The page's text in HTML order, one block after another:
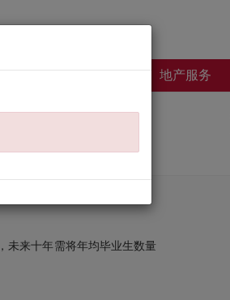
钓鱼 房屋出租 地产服务
未来十年需将年均毕业生数量